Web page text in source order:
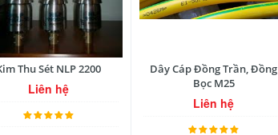
Thu Sét NLP 2200
Liên hệ
Dây Cáp Đồng Trần, Đồng
Bọc M25
Liên hệ